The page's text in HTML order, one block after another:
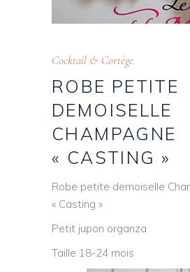
Cocktail & Cortège
ROBE PETITE
DEMOISELLE
CHAMPAGNE
« CASTING »
Robe petite demoiselle
« Casting »
Petit jupon organza
Taille 18-24 mois